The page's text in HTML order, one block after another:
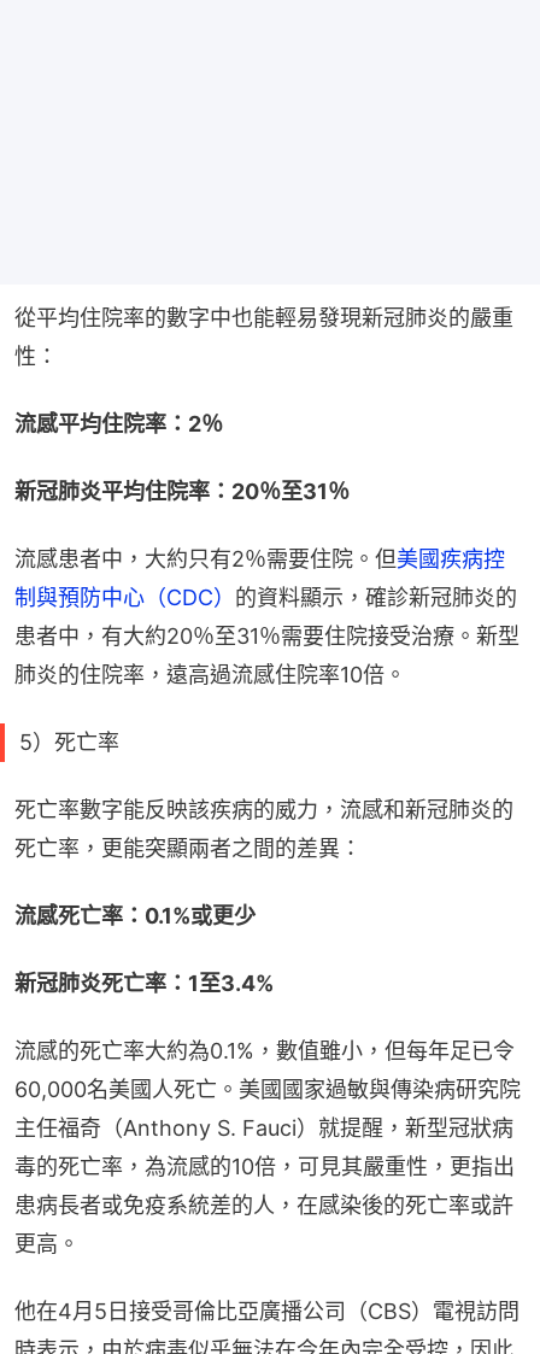
從平均住院率的數字中也能輕易發現新冠肺炎的嚴重
性：
流感平均住院率：2％
新冠肺炎平均住院率：20％至31％
流感患者中，大約只有2％需要住院。但美國疾病控
制與預防中心（CDC） 的資料顯示，確診新冠肺炎的
患者中，有大約20％至31％需要住院接受治療。新型
肺炎的住院率，遠高過流感住院率10倍。
5）死亡率
死亡率數字能反映該疾病的威力，流感和新冠肺炎的
死亡率，更能突顯兩者之間的差異：
流感死亡率：0.1%或更少
新冠肺炎死亡率：1至3.4%
流感的死亡率大約為0.1%，數值雖小，但每年足已令
60,000名美國人死亡。美國國家過敏與傳染病研究院
主任福奇（Anthony S. Fauci）就提醒，新型冠狀病
毒的死亡率，為流感的10倍，可見其嚴重性，更指出
患病長者或免疫系統差的人，在感染後的死亡率或許
更高。
他在4月5日接受哥倫比亞廣播公司（CBS）電視訪問